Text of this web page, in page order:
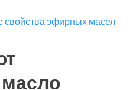
свойства эфирных масел